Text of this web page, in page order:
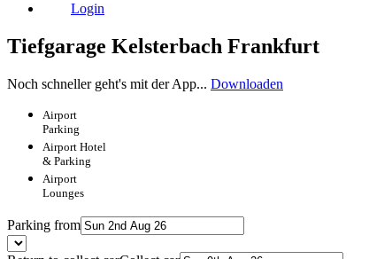
Login
Tiefgarage Kelsterbach Frankfurt
Noch schneller geht's mit der App... Downloaden
Airport
Parking
Airport Hotel
& Parking
Airport
Lounges
Parking from